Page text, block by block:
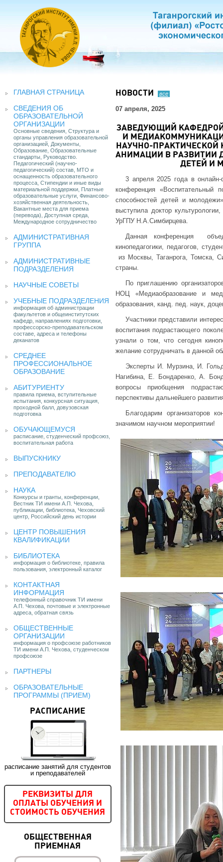
ГЛАВНАЯ СТРАНИЦА
СВЕДЕНИЯ ОБ
ОБРАЗОВАТЕЛЬНОЙ
ОРГАНИЗАЦИИ
Основные сведения, Структура и
органы управления образовательной
организацией, Документы,
Образование, Образовательные
стандарты, Руководство.
Педагогический (научно-
педагогический) состав, МТО и
оснащенность образовательного
процесса, Стипендии и иные виды
материальной поддержки, Платные
образовательные услуги, Финансово-
хозяйственная деятельность,
Вакантные места для приема
(перевода), Доступная среда,
Международное сотрудничество
АДМИНИСТРАТИВНАЯ
ГРУППА
АДМИНИСТРАТИВНЫЕ
ПОДРАЗДЕЛЕНИЯ
НАУЧНЫЕ СОВЕТЫ
УЧЕБНЫЕ ПОДРАЗДЕЛЕНИЯ
информация об администрации
факультетов и общеинститутских
кафедр, направлениях подготовки,
профессорско-преподавательском
составе, адреса и телефоны
деканатов
СРЕДНЕЕ
ПРОФЕССИОНАЛЬНОЕ
ОБРАЗОВАНИЕ
АБИТУРИЕНТУ
правила приема, вступительные
испытания, конкурсная ситуация,
проходной балл, довузовская
подготовка
ОБУЧАЮЩЕМУСЯ
расписание, студенческий профсоюз,
воспитательная работа
ВЫПУСКНИКУ
ПРЕПОДАВАТЕЛЮ
НАУКА
Конкурсы и гранты, конференции,
Вестник ТИ имени А.П. Чехова,
публикации, библиотека, Чеховский
центр, Российский день истории
ЦЕНТР ПОВЫШЕНИЯ
КВАЛИФИКАЦИИ
БИБЛИОТЕКА
информация о библиотеке, правила
пользования, электронный каталог
КОНТАКТНАЯ
ИНФОРМАЦИЯ
телефонный справочник ТИ имени
А.П. Чехова, почтовые и электронные
адреса, обратная связь
ОБЩЕСТВЕННЫЕ
ОРГАНИЗАЦИИ
информация о профсоюзе работников
ТИ имени А.П. Чехова, студенческом
профсоюзе
ПАРТНЕРЫ
ОБРАЗОВАТЕЛЬНЫЕ
ПРОГРАММЫ (ПРИЕМ)
РАСПИСАНИЕ
расписание занятий для студентов
и преподавателей
РЕКВИЗИТЫ ДЛЯ
ОПЛАТЫ ОБУЧЕНИЯ И
СТОИМОСТЬ ОБУЧЕНИЯ
ОБЩЕСТВЕННАЯ
ПРИЕМНАЯ
НОВОСТИ все
07 апреля, 2025
ЗАВЕДУЮЩИЙ
И
НАУЧНО-
АНИМАЦИИ В РАЗВИТИИ
ДЕТЕЙ И
3 апреля 2025 года в
конференция «Воспитательный
способностей детей и
выступила доктор
УрГПУ Н.А.Симбирцева.
Данная конференция
кинопедагогики, педагогов,
из Москвы, Таганрога, Томска,
страны.
По приглашению
НОЦ «Медиаобразование и
образования, канд. пед. наук,
Участники представили
воспитания подрастающего
узнали о том, что сегодня
желание сотрудничать в данной
Эксперты И. Мурзина, И.
Нагибина, Е. Бондаренко, А.
вопросы приобщения
перспективы дальнейшего
Благодарим организаторов
значимом научном мероприятии!